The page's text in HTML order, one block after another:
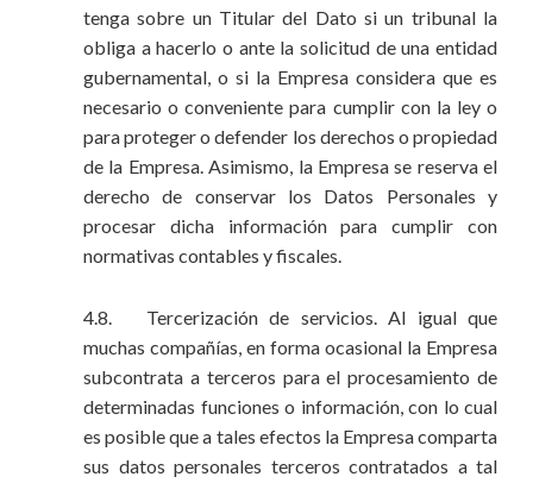
tenga sobre un Titular del Dato si un tribunal la
obliga a hacerlo o ante la solicitud de una entidad
gubernamental, o si la Empresa considera que es
necesario o conveniente para cumplir con la ley o
para proteger o defender los derechos o propiedad
de la Empresa. Asimismo, la Empresa se reserva el
derecho de conservar los Datos Personales y
procesar dicha información para cumplir con
normativas contables y fiscales.
4.8. Tercerización de servicios. Al igual que
muchas compañías, en forma ocasional la Empresa
subcontrata a terceros para el procesamiento de
determinadas funciones o información, con lo cual
es posible que a tales efectos la Empresa comparta
sus datos personales terceros contratados a tal